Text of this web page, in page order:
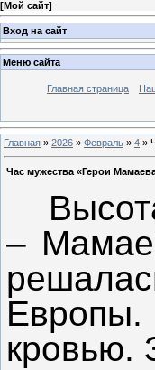
[Мой сайт]
Вход на сайт
Меню сайта
Главная страница
Главная » 2026 » Февраль » 4 »
Час мужества «Герои
–
кровью.